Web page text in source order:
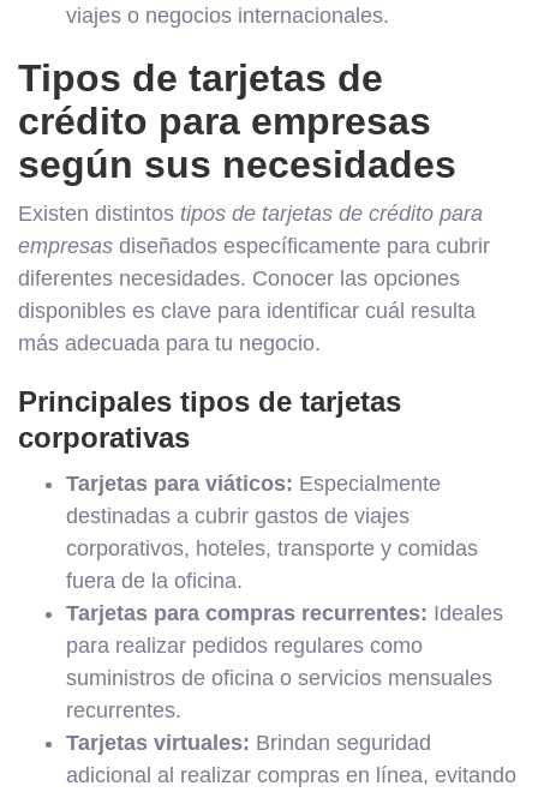
viajes o negocios internacionales.
Tipos de tarjetas de
crédito para empresas
según sus necesidades
Existen distintos tipos de tarjetas de crédito para
empresas diseñados específicamente para cubrir
diferentes necesidades. Conocer las opciones
disponibles es clave para identificar cuál resulta
más adecuada para tu negocio.
Principales tipos de tarjetas
corporativas
Tarjetas para viáticos: Especialmente
destinadas a cubrir gastos de viajes
corporativos, hoteles, transporte y comidas
fuera de la oficina.
Tarjetas para compras recurrentes: Ideales
para realizar pedidos regulares como
suministros de oficina o servicios mensuales
recurrentes.
Tarjetas virtuales: Brindan seguridad
adicional al realizar compras en línea, evitando